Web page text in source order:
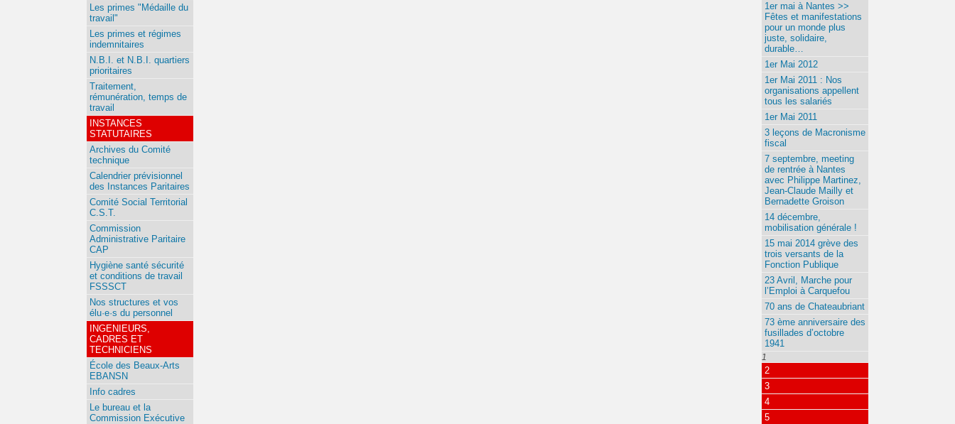
1er mai à Nantes >>
Fêtes et manifestations
pour un monde plus
juste, solidaire,
durable…
1er Mai 2012
1er Mai 2011 : Nos
organisations appellent
tous les salariés
1er Mai 2011
3 leçons de Macronisme
fiscal
7 septembre, meeting
de rentrée à Nantes
avec Philippe Martinez,
Jean-Claude Mailly et
Bernadette Groison
14 décembre,
mobilisation générale !
15 mai 2014 grève des
trois versants de la
Fonction Publique
23 Avril, Marche pour
l’Emploi à Carquefou
70 ans de Chateaubriant
73 ème anniversaire des
fusillades d’octobre
1941
1
2
3
4
5
Les primes "Médaille du
travail"
Les primes et régimes
indemnitaires
N.B.I. et N.B.I. quartiers
prioritaires
Traitement,
rémunération, temps de
travail
INSTANCES
STATUTAIRES
Archives du Comité
technique
Calendrier prévisionnel
des Instances Paritaires
Comité Social Territorial
C.S.T.
Commission
Administrative Paritaire
CAP
Hygiène santé sécurité
et conditions de travail
FSSSCT
Nos structures et vos
élu·e·s du personnel
INGENIEURS,
CADRES ET
TECHNICIENS
École des Beaux-Arts
EBANSN
Info cadres
Le bureau et la
Commission Exécutive